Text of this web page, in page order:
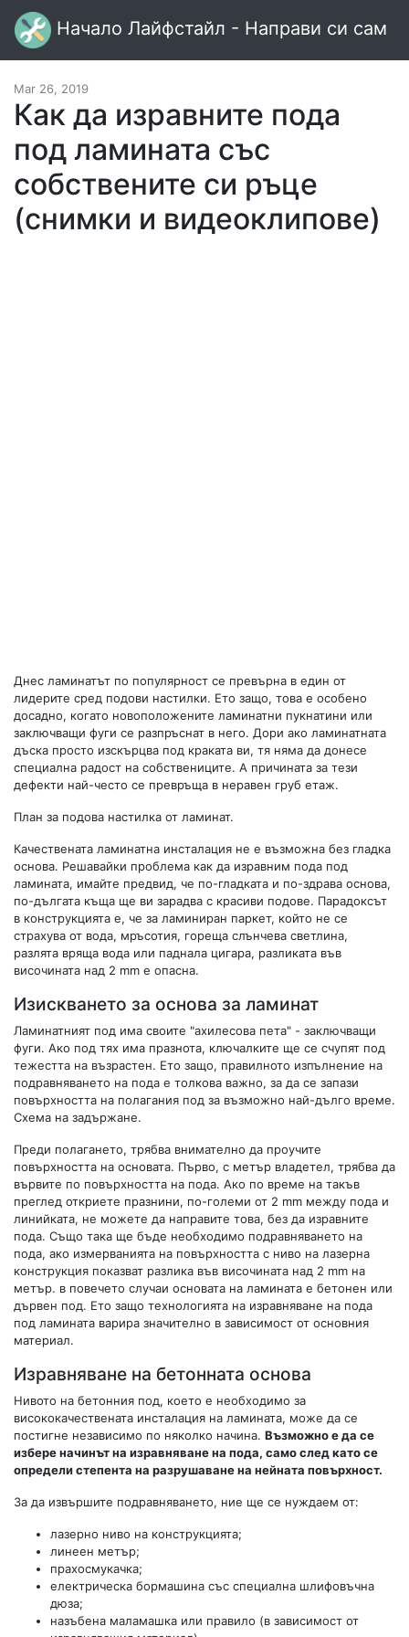
Начало Лайфстайл - Направи си сам
Mar 26, 2019
Как да изравните пода
под ламината със
собствените си ръце
(снимки и видеоклипове)
Днес ламинатът по популярност се превърна в един от
лидерите сред подови настилки. Ето защо, това е особено
досадно, когато новоположените ламинатни пукнатини или
заключващи фуги се разпръснат в него. Дори ако ламинатната
дъска просто изскърцва под краката ви, тя няма да донесе
специална радост на собствениците. А причината за тези
дефекти най-често се превръща в неравен груб етаж.
План за подова настилка от ламинат.
Качествената ламинатна инсталация не е възможна без гладка
основа. Решавайки проблема как да изравним пода под
ламината, имайте предвид, че по-гладката и по-здрава основа,
по-дългата къща ще ви зарадва с красиви подове. Парадоксът
в конструкцията е, че за ламиниран паркет, който не се
страхува от вода, мръсотия, гореща слънчева светлина,
разлята вряща вода или паднала цигара, разликата във
височината над 2 mm е опасна.
Изискването за основа за ламинат
Ламинатният под има своите "ахилесова пета" - заключващи
фуги. Ако под тях има празнота, ключалките ще се счупят под
тежестта на възрастен. Ето защо, правилното изпълнение на
подравняването на пода е толкова важно, за да се запази
повърхността на полагания под за възможно най-дълго време.
Схема на задържане.
Преди полагането, трябва внимателно да проучите
повърхността на основата. Първо, с метър владетел, трябва да
вървите по повърхността на пода. Ако по време на такъв
преглед откриете празнини, по-големи от 2 mm между пода и
линийката, не можете да направите това, без да изравните
пода. Също така ще бъде необходимо подравняването на
пода, ако измерванията на повърхността с ниво на лазерна
конструкция показват разлика във височината над 2 mm на
метър. в повечето случаи основата на ламината е бетонен или
дървен под. Ето защо технологията на изравняване на пода
под ламината варира значително в зависимост от основния
материал.
Изравняване на бетонната основа
Нивото на бетонния под, което е необходимо за
висококачествената инсталация на ламината, може да се
постигне независимо по няколко начина. Възможно е да се
избере начинът на изравняване на пода, само след като се
определи степента на разрушаване на нейната повърхност.
За да извършите подравняването, ние ще се нуждаем от:
лазерно ниво на конструкцията;
линеен метър;
прахосмукачка;
електрическа бормашина със специална шлифовъчна
дюза;
назъбена маламашка или правило (в зависимост от